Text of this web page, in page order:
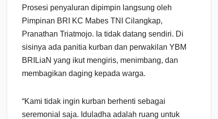
Prosesi penyaluran dipimpin langsung oleh
Pimpinan BRI KC Mabes TNI Cilangkap,
Pranathan Triatmojo. Ia tidak datang sendiri. Di
sisinya ada panitia kurban dan perwakilan YBM
BRILiaN yang ikut mengiris, menimbang, dan
membagikan daging kepada warga.
“Kami tidak ingin kurban berhenti sebagai
seremonial saja. Iduladha adalah ruang untuk